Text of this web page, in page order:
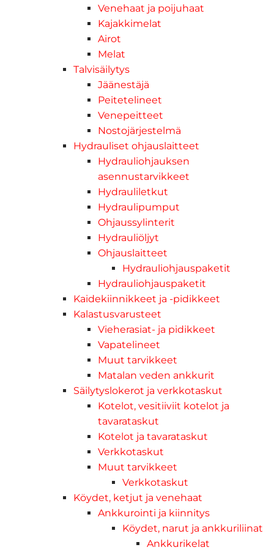
Venehaat ja poijuhaat
Kajakkimelat
Airot
Melat
Talvisäilytys
Jäänestäjä
Peitetelineet
Venepeitteet
Nostojärjestelmä
Hydrauliset ohjauslaitteet
Hydrauliohjauksen
asennustarvikkeet
Hydrauliletkut
Hydraulipumput
Ohjaussylinterit
Hydrauliöljyt
Ohjauslaitteet
Hydrauliohjauspaketit
Hydrauliohjauspaketit
Kaidekiinnikkeet ja -pidikkeet
Kalastusvarusteet
Vieherasiat- ja pidikkeet
Vapatelineet
Muut tarvikkeet
Matalan veden ankkurit
Säilytyslokerot ja verkkotaskut
Kotelot, vesitiiviit kotelot ja
tavarataskut
Kotelot ja tavarataskut
Verkkotaskut
Muut tarvikkeet
Verkkotaskut
Köydet, ketjut ja venehaat
Ankkurointi ja kiinnitys
Köydet, narut ja ankkuriliinat
Ankkurikelat